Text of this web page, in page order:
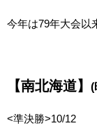
今年は79年大会以
【南北海道】 (
<準決勝>10/12